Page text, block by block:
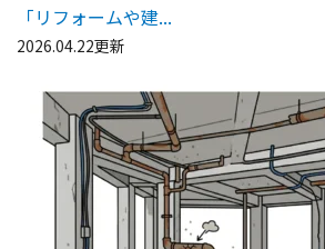
「リフォームや建...
2026.04.22更新